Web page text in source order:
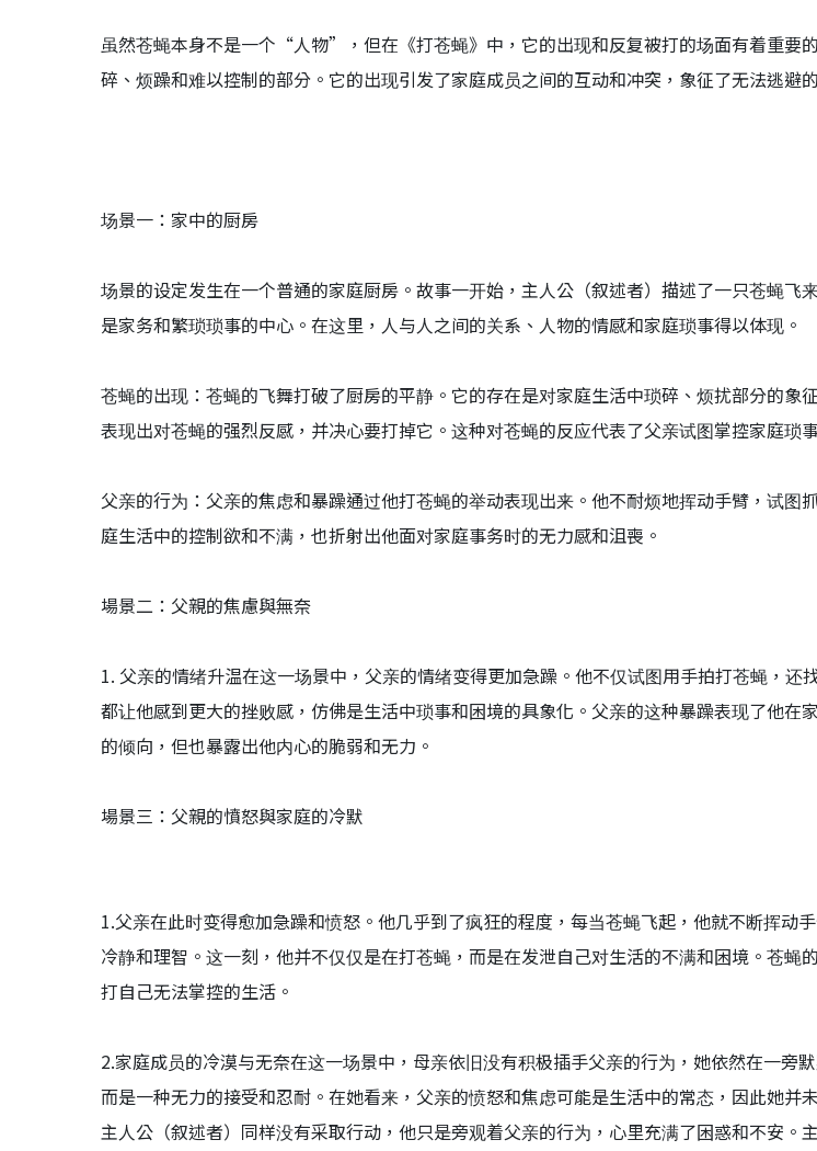
虽然苍蝇本身不是一个“人物”，但在《打苍蝇》中，它的出现和反复被打的场面有着重要
碎、烦躁和难以控制的部分。它的出现引发了家庭成员之间的互动和冲突，象征了无法逃避
场景一：家中的厨房
场景的设定发生在一个普通的家庭厨房。故事一开始，主人公（叙述者）描述了一只苍蝇
是家务和繁琐琐事的中心。在这里，人与人之间的关系、人物的情感和家庭琐事得以体现。
苍蝇的出现：苍蝇的飞舞打破了厨房的平静。它的存在是对家庭生活中琐碎、烦扰部分的
表现出对苍蝇的强烈反感，并决心要打掉它。这种对苍蝇的反应代表了父亲试图掌控家庭
父亲的行为：父亲的焦虑和暴躁通过他打苍蝇的举动表现出来。他不耐烦地挥动手臂，试
庭生活中的控制欲和不满，也折射出他面对家庭事务时的无力感和沮喪。
場景二：父親的焦慮與無奈
1. 父亲的情绪升温在这一场景中，父亲的情绪变得更加急躁。他不仅试图用手拍打苍蝇，
都让他感到更大的挫败感，仿佛是生活中琐事和困境的具象化。父亲的这种暴躁表现了他
的倾向，但也暴露出他内心的脆弱和无力。
場景三：父親的憤怒與家庭的冷默
1.父亲在此时变得愈加急躁和愤怒。他几乎到了疯狂的程度，每当苍蝇飞起，他就不断挥动
冷静和理智。这一刻，他并不仅仅是在打苍蝇，而是在发泄自己对生活的不满和困境。苍
打自己无法掌控的生活。
2.家庭成员的冷漠与无奈在这一场景中，母亲依旧没有积极插手父亲的行为，她依然在一旁
而是一种无力的接受和忍耐。在她看来，父亲的愤怒和焦虑可能是生活中的常态，因此她并
主人公（叙述者）同样没有采取行动，他只是旁观着父亲的行为，心里充满了困惑和不安。